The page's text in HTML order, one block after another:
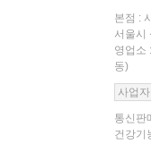
본점 :
서울시
영업소
동)
사업
통신판
건강기